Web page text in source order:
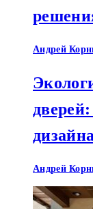
Андрей
Андрей